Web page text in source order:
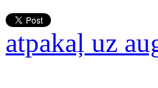
atpakaļ uz